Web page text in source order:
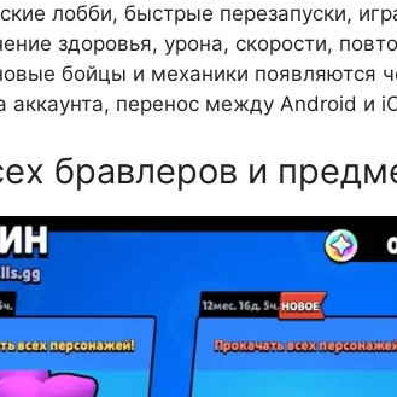
лобби, быстрые перезапуски,
здоровья, урона, скорости,
бойцы и механики появляются
аккаунта, перенос между Android и
бравлеров и